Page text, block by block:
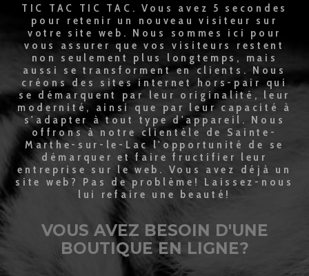
TIC TAC TIC TAC. Vous avez 5 secondes
pour retenir un nouveau visiteur sur
votre site web. Nous sommes ici pour
vous assurer que vos visiteurs restent
non seulement plus longtemps, mais
aussi se transforment en clients. Nous
créons des sites internet hors-pair qui
se démarquent par leur originalité, leur
modernité, ainsi que par leur capacité à
s'adapter à tout type d'appareil. Nous
offrons à notre clientèle de Sainte-
Marthe-sur-le-Lac l'opportunité de se
démarquer et faire fructifier leur
entreprise sur le web. Vous avez déjà un
site web? Pas de problème! Laissez-nous
lui refaire une beauté!
VOUS AVEZ BESOIN D'UNE
BOUTIQUE EN LIGNE?